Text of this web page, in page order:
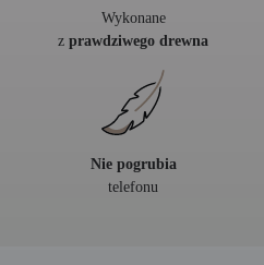
Wykonane
z prawdziwego drewna
Nie pogrubia
telefonu